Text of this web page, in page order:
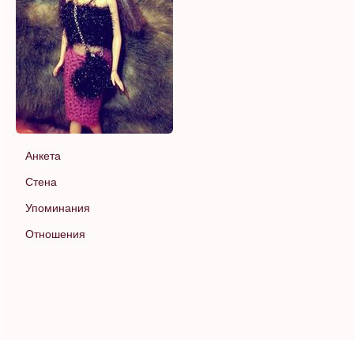
Анкета
Стена
Упоминания
Отношения